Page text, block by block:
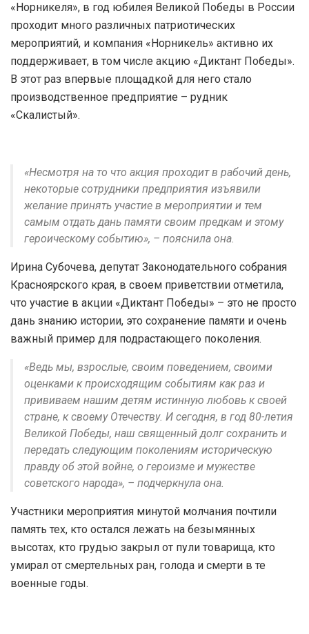
«Норникеля», в год юбилея Великой Победы в России
проходит много различных патриотических
мероприятий, и компания «Норникель» активно их
поддерживает, в том числе акцию «Диктант Победы».
В этот раз впервые площадкой для него стало
производственное предприятие – рудник
«Скалистый».
«Несмотря на то что акция проходит в рабочий день,
некоторые сотрудники предприятия изъявили
желание принять участие в мероприятии и тем
самым отдать дань памяти своим предкам и этому
героическому событию», – пояснила она.
Ирина Субочева, депутат Законодательного собрания
Красноярского края, в своем приветствии отметила,
что участие в акции «Диктант Победы» – это не просто
дань знанию истории, это сохранение памяти и очень
важный пример для подрастающего поколения.
«Ведь мы, взрослые, своим поведением, своими
оценками к происходящим событиям как раз и
прививаем нашим детям истинную любовь к своей
стране, к своему Отечеству. И сегодня, в год 80-летия
Великой Победы, наш священный долг сохранить и
передать следующим поколениям историческую
правду об этой войне, о героизме и мужестве
советского народа», – подчеркнула она.
Участники мероприятия минутой молчания почтили
память тех, кто остался лежать на безымянных
высотах, кто грудью закрыл от пули товарища, кто
умирал от смертельных ран, голода и смерти в те
военные годы.